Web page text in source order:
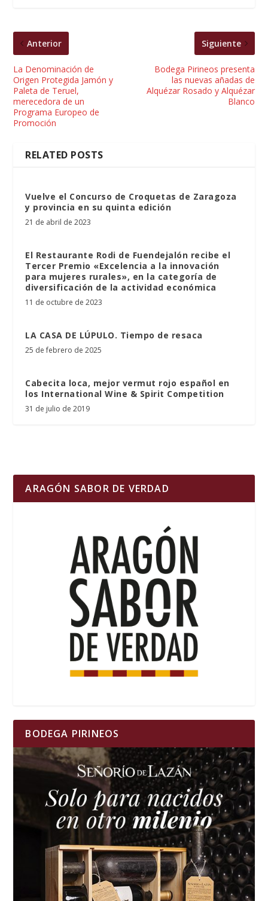
Anterior
La Denominación de
Origen Protegida Jamón y
Paleta de Teruel,
merecedora de un
Programa Europeo de
Promoción
Siguiente
Bodega Pirineos presenta
las nuevas añadas de
Alquézar Rosado y Alquézar
Blanco
RELATED POSTS
Vuelve el Concurso de Croquetas de Zaragoza
y provincia en su quinta edición
21 de abril de 2023
El Restaurante Rodi de Fuendejalón recibe el
Tercer Premio «Excelencia a la innovación
para mujeres rurales», en la categoría de
diversificación de la actividad económica
11 de octubre de 2023
LA CASA DE LÚPULO. Tiempo de resaca
25 de febrero de 2025
Cabecita loca, mejor vermut rojo español en
los International Wine & Spirit Competition
31 de julio de 2019
ARAGÓN SABOR DE VERDAD
BODEGA PIRINEOS